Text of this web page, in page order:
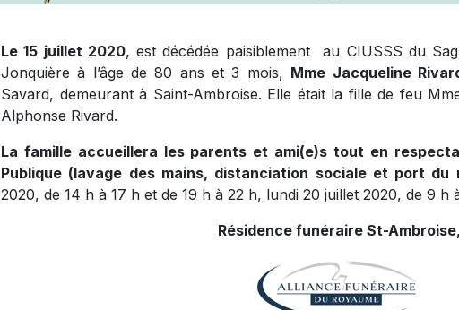
Le 15 juillet 2020, est décédée paisiblement au CIUSSS du
Jonquière à l’âge de 80 ans et 3 mois, Mme Jacqueline
Savard, demeurant à Saint-Ambroise. Elle était la fille de feu
Alphonse Rivard.
La famille accueillera les parents et ami(e)s tout en
Publique (lavage des mains, distanciation sociale et port du
2020, de 14 h à 17 h et de 19 h à 22 h, lundi 20 juillet 2020, de 9 h
Résidence funéraire St-Ambroise,